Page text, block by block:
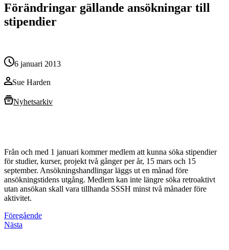
Förändringar gällande ansökningar till
stipendier
6 januari 2013
Sue Harden
Nyhetsarkiv
Från och med 1 januari kommer medlem att kunna söka stipendier
för studier, kurser, projekt två gånger per år, 15 mars och 15
september. Ansökningshandlingar läggs ut en månad före
ansökningstidens utgång. Medlem kan inte längre söka retroaktivt
utan ansökan skall vara tillhanda SSSH minst två månader före
aktivitet.
Föregående
Nästa